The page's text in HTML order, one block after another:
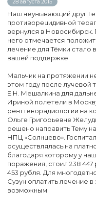
28 августа 2015
Наш неунывающий друг
противорецидивной
вернулся в
него отмечается
лечение для Тёмки стало
вашей поддержке.
Мальчик на протяжении
этом году после
Е.Н. Мешалкина для
Ириной полетели в
рентгенорадиологии на
Ольге Григорьевне
решено направить Тему
НПЦ «Солнцево».
осуществлялась на
благодаря которому у
поражения, стоил 238
453 рубля. Для
Сузун оплатить лечение
возможным.